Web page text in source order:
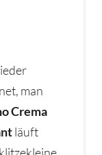
man
Crema
läuft